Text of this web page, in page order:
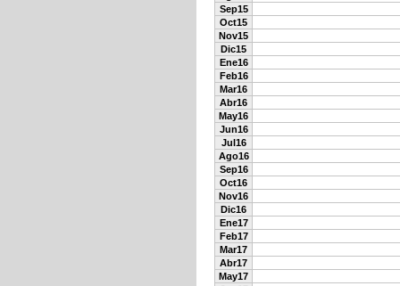
Sep15
Oct15
Nov15
Dic15
Ene16
Feb16
Mar16
Abr16
May16
Jun16
Jul16
Ago16
Sep16
Oct16
Nov16
Dic16
Ene17
Feb17
Mar17
Abr17
May17